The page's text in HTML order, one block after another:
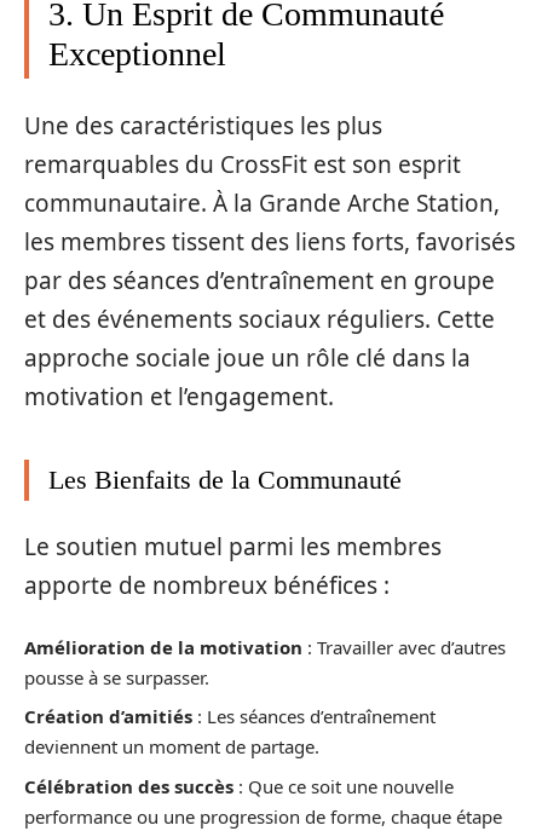
3. Un Esprit de Communauté
Exceptionnel
Une des caractéristiques les plus
remarquables du CrossFit est son esprit
communautaire. À la Grande Arche Station,
les membres tissent des liens forts, favorisés
par des séances d’entraînement en groupe
et des événements sociaux réguliers. Cette
approche sociale joue un rôle clé dans la
motivation et l’engagement.
Les Bienfaits de la Communauté
Le soutien mutuel parmi les membres
apporte de nombreux bénéfices :
Amélioration de la motivation : Travailler avec d’autres
pousse à se surpasser.
Création d’amitiés : Les séances d’entraînement
deviennent un moment de partage.
Célébration des succès : Que ce soit une nouvelle
performance ou une progression de forme, chaque étape